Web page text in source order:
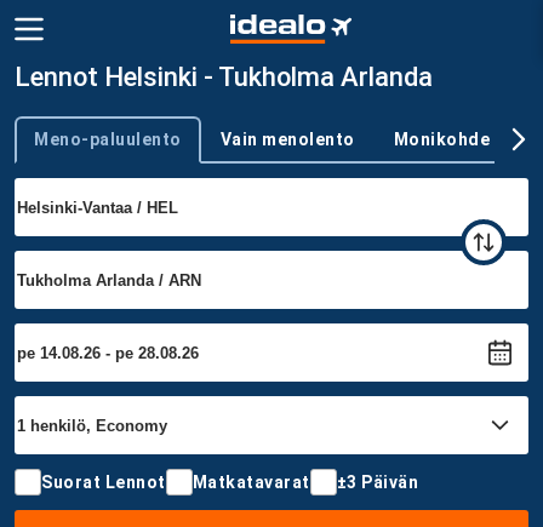
Lennot Helsinki - Tukholma Arlanda
Trip type
Meno-paluulento Vain menolento Monikohde
Suorat Lennot Matkatavarat ±3 Päivän